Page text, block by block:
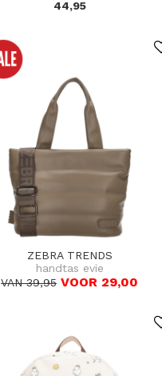
44,95
ZEBRA TRENDS
handtas evie
VAN 39,95 VOOR 29,00